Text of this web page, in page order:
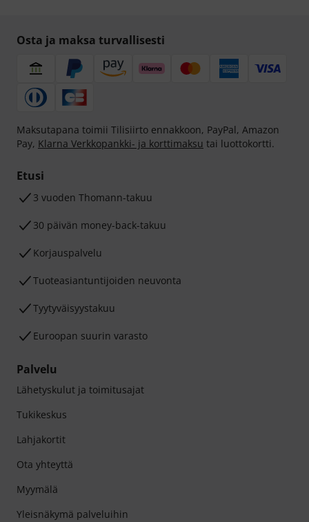
Osta ja maksa turvallisesti
Maksutapana toimii Tilisiirto ennakkoon, PayPal, Amazon
Pay, Klarna Verkkopankki- ja korttimaksu tai luottokortti.
Etusi
3 vuoden Thomann-takuu
30 päivän money-back-takuu
Korjauspalvelu
Tuoteasiantuntijoiden neuvonta
Tyytyväisyystakuu
Euroopan suurin varasto
Palvelu
Lähetyskulut ja toimitusajat
Tukikeskus
Lahjakortit
Ota yhteyttä
Myymälä
Yleisnäkymä palveluihin